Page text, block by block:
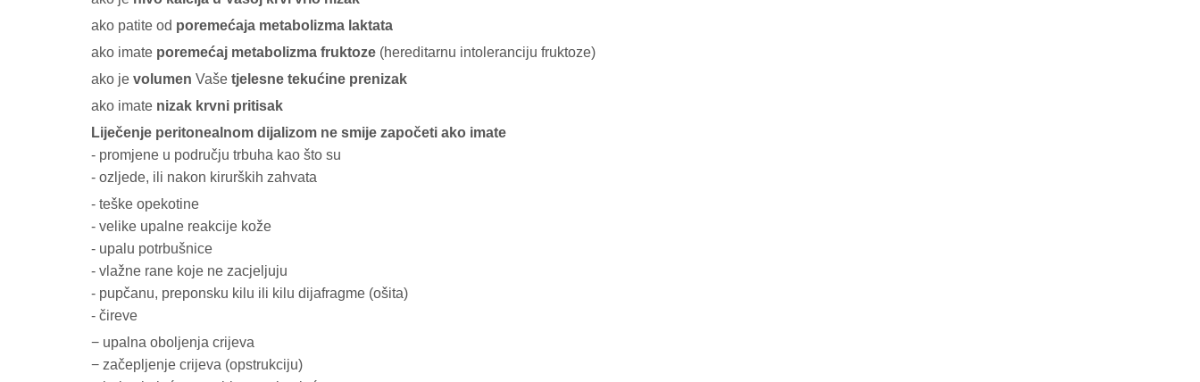
ako patite od poremećaja metabolizma laktata
ako imate poremećaj metabolizma fruktoze (hereditarnu intoleranciju fruktoze)
ako je volumen Vaše tjelesne tekućine prenizak
ako imate nizak krvni pritisak
Liječenje peritonealnom dijalizom ne smije započeti ako imate
- promjene u području trbuha kao što su
- ozljede, ili nakon kirurških zahvata
- teške opekotine
- velike upalne reakcije kože
- upalu potrbušnice
- vlažne rane koje ne zacjeljuju
- pupčanu, preponsku kilu ili kilu dijafragme (ošita)
- čireve
− upalna oboljenja crijeva
− začepljenje crijeva (opstrukciju)